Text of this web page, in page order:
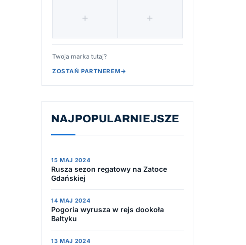
Twoja marka tutaj?
ZOSTAŃ PARTNEREM→
NAJPOPULARNIEJSZE
15 MAJ 2024
Rusza sezon regatowy na Zatoce
Gdańskiej
14 MAJ 2024
Pogoria wyrusza w rejs dookoła
Bałtyku
13 MAJ 2024